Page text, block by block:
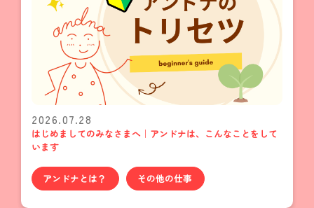
2026.07.28
はじめましてのみなさまへ｜アンドナは、こんなことをして
います
アンドナとは？ その他の仕事